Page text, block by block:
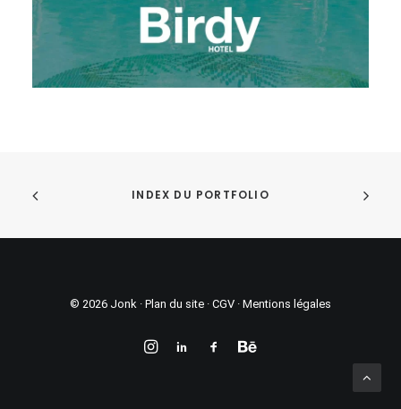
INDEX DU PORTFOLIO
© 2026 Jonk · Plan du site · CGV · Mentions légales